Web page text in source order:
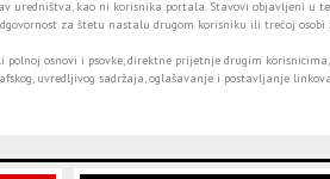
uredništva, kao ni korisnika portala. Stavovi objavljeni u
za štetu nastalu drugom korisniku ili trećoj osobi
polnoj osnovi i psovke, direktne prijetnje drugim
uvredljivog sadržaja, oglašavanje i postavljanje